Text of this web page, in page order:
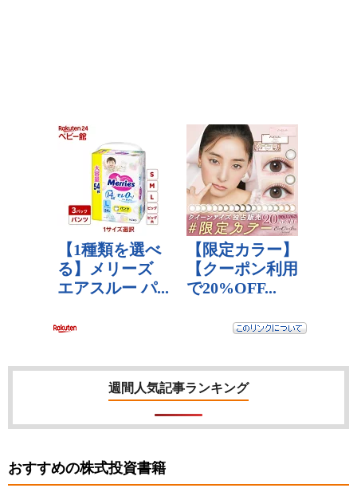
週間人気記事ランキング
おすすめの株式投資書籍